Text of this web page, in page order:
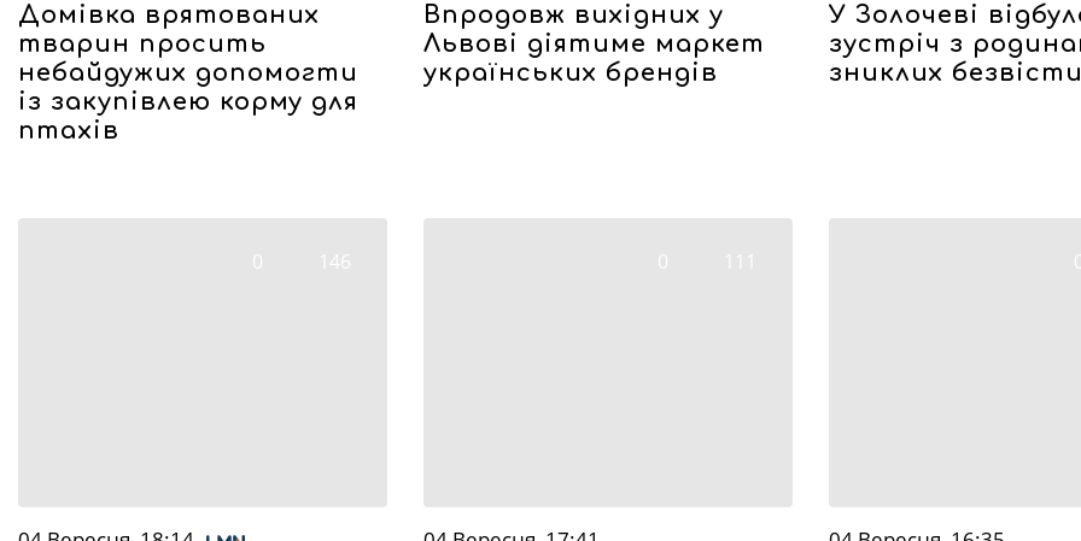
Домівка врятованих
тварин просить
небайдужих допомогти
із закупівлею корму для
птахів
Впродовж вихідних у
Львові діятиме маркет
українських брендів
У Золочеві
зустріч з
зниклих безвісти
0 146 0